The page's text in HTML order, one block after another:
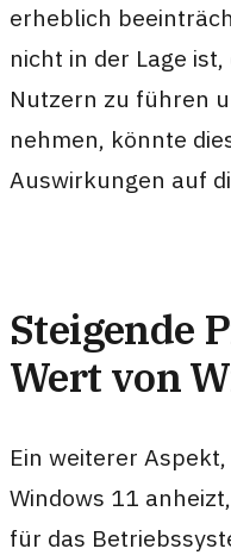
erheblich
nicht in der Lage
Nutzern zu führen
nehmen, könnte
Auswirkungen auf
Steigende
Wert von
Ein weiterer
Windows 11
für das